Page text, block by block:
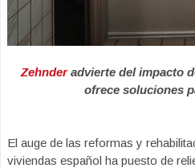
Zehnderadvierte del impacto
ofrece soluciones
El auge de las reformas y
viviendas español ha puesto de